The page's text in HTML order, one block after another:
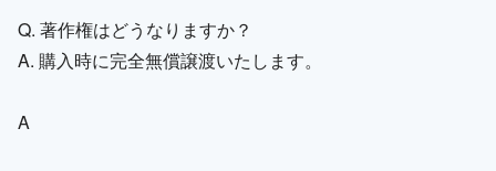
Q. 著作権はどうなりますか？
A. 購入時に完全無償譲渡いたします。
A